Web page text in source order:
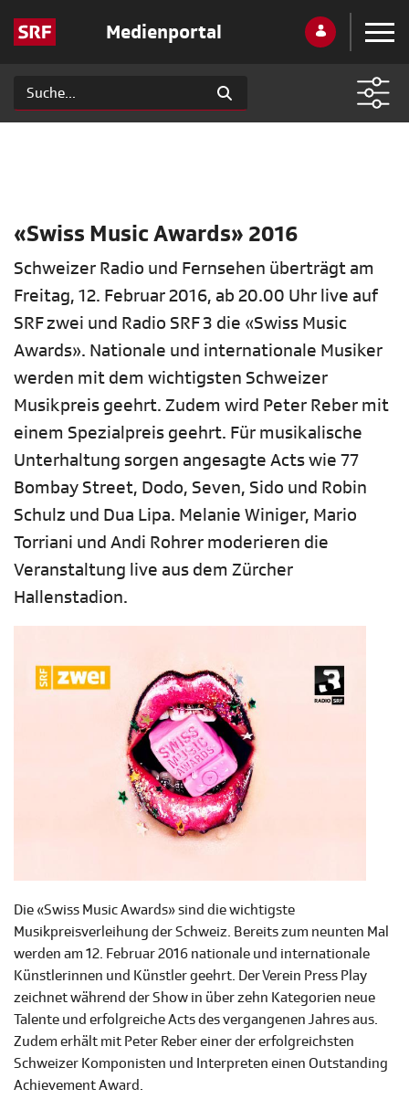
Medienportal
«Swiss Music Awards» 2016
Schweizer Radio und Fernsehen überträgt am
Freitag, 12. Februar 2016, ab 20.00 Uhr live auf
SRF zwei und Radio SRF 3 die «Swiss Music
Awards». Nationale und internationale Musiker
werden mit dem wichtigsten Schweizer
Musikpreis geehrt. Zudem wird Peter Reber mit
einem Spezialpreis geehrt. Für musikalische
Unterhaltung sorgen angesagte Acts wie 77
Bombay Street, Dodo, Seven, Sido und Robin
Schulz und Dua Lipa. Melanie Winiger, Mario
Torriani und Andi Rohrer moderieren die
Veranstaltung live aus dem Zürcher
Hallenstadion.
Die «Swiss Music Awards» sind die wichtigste
Musikpreisverleihung der Schweiz. Bereits zum neunten Mal
werden am 12. Februar 2016 nationale und internationale
Künstlerinnen und Künstler geehrt. Der Verein Press Play
zeichnet während der Show in über zehn Kategorien neue
Talente und erfolgreiche Acts des vergangenen Jahres aus.
Zudem erhält mit Peter Reber einer der erfolgreichsten
Schweizer Komponisten und Interpreten einen Outstanding
Achievement Award.